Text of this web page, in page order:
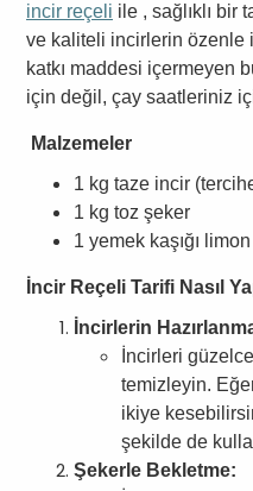
incir reçeli ile , sağlıklı bir
ve kaliteli incirlerin özenle
katkı maddesi içermeyen
için değil, çay saatleriniz
Malzemeler
1 kg taze incir
1 kg toz şeker
1 yemek kaşığı
İncir Reçeli Tarifi Nasıl
İncirlerin
İncirleri güzelce
temizleyin.
ikiye
şekilde de
Şekerle Bekletme: